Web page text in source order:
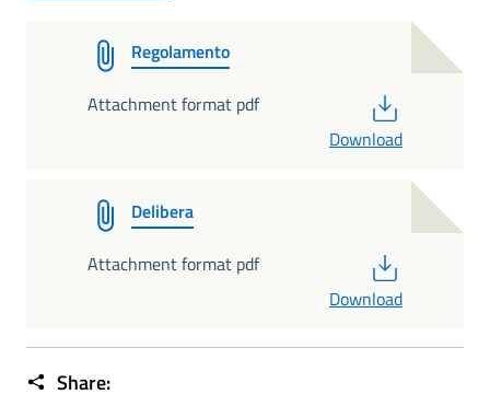
Regolamento
Attachment format pdf
Download
Delibera
Attachment format pdf
Download
Share: